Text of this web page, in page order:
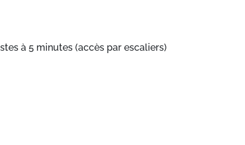
à 5 minutes (accès par escaliers)
une salle de bain, WC